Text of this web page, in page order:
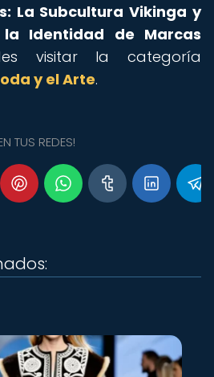
La Subcultura Vikinga y
Identidad de Marcas
visitar la categoría
y el Arte.
TUS REDES!